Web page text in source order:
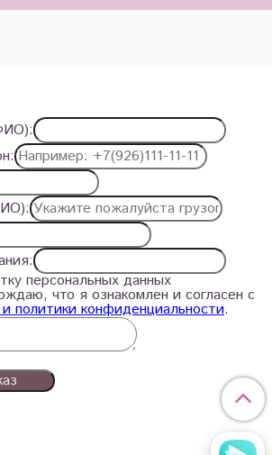
персональных данных
что я ознакомлен и согласен с
политики конфиденциальности.